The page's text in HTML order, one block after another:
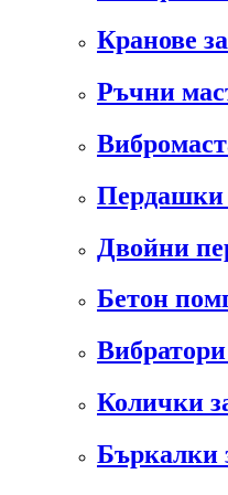
Кранове
Ръчни
Пердашки
Двойни
Бетон
Вибратори
Колички
Бъркалки